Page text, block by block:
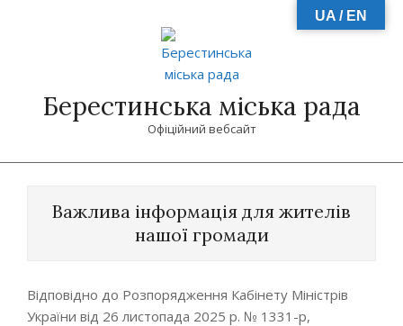
Берестинська міська рада
Офіційний вебсайт
Важлива інформація для жителів
нашої громади
Відповідно до Розпорядження Кабінету Міністрів
України від 26 листопада 2025 р. № 1331-р,
UA / EN